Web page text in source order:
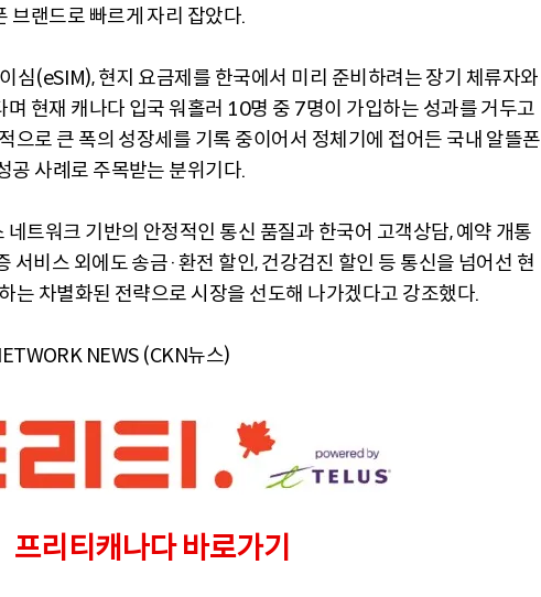
브랜드로 빠르게 자리 잡았다.
심(eSIM), 현지 요금제를 한국에서 미리 준비하려는 장기 체류자와
현재 캐나다 입국 워홀러 10명 중 7명이 가입하는 성과를 거두고
으로 큰 폭의 성장세를 기록 중이어서 정체기에 접어든 국내 알뜰폰
공 사례로 주목받는 분위기다.
트워크 기반의 안정적인 통신 품질과 한국어 고객상담, 예약 개통
서비스 외에도 송금·환전 할인, 건강검진 할인 등 통신을 넘어선 현
는 차별화된 전략으로 시장을 선도해 나가겠다고 강조했다.
NEWS (CKN뉴스)
프리티캐나다 바로가기